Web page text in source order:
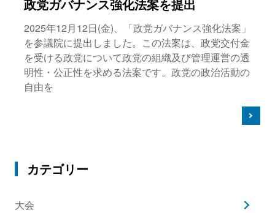
政党ガバナンス強化法案を提出
2025年12月12日(金)、「政党ガバナンス強化法案」
を参議院に提出しました。この法案は、政党交付金
を受ける政党について政党の組織及び管理運営の透
明性・公正性を求める法案です。政党の政治活動の
自由を
カテゴリー
大会